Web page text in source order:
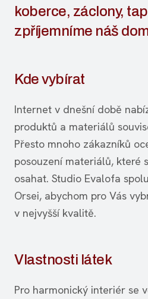
koberce, záclony,
zpříjemníme náš
Kde vybírat
Internet v dnešní době
produktů a materiálů
Přesto mnoho zákazníků
posouzení materiálů, které
osahat. Studio Evalofa
Orsei, abychom pro Vás
v nejvyšší kvalitě.
Vlastnosti látek
Pro harmonický interiér se